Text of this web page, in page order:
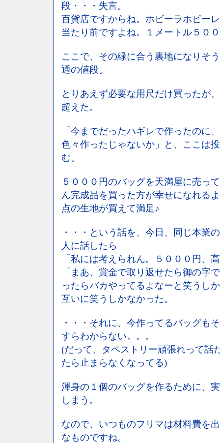
段・・・失言。
百貨店ですからね。ホビーラホビー
当たり前ですよね。１メートル５０
ここで、その緑に合う裏地になりそ
通の値段。
とりあえず必要な用尺だけ買ったが
超えた。
「今までだったハギレで作ったのに
色々作ったじゃないか」と、ここは
む。
５０００円のバッグを天満屋に売っ
ん完成品を買った方が幸せになれる
点の生地が買えて満足♪
・・・という話を、今日、同じ本業
人に話したら
「私には考えられん。５０００円、
「まあ、賞金で取り返せたら御の字
ったらバカやってるよなーと笑うし
互いに笑うしかなかった。
・・・それに、今作ってるバッグも
すらわからない。。。
(だって、タペストリー頑張れって話
たら止まらなくなってる)
渾身の１個のバッグを作るために、
しまう。
なので、いつものフリマは材料費を
なものですね。